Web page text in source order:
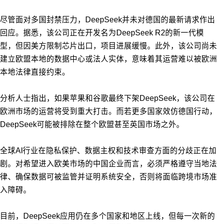
尽管面对多国封禁压力，DeepSeek并未对德国的最新请求作出
回应。据悉，该公司正在开发名为DeepSeek R2的新一代模
型，但因美方限制芯片出口，项目进展缓慢。此外，该公司尚未
建立欧盟本地的数据中心或法人实体，意味着其运营难以被欧洲
本地法律直接约束。
分析人士指出，如果苹果和谷歌最终下架DeepSeek，该公司在
欧洲市场的运营将受到重大打击。而若更多国家效仿德国行动，
DeepSeek可能被排除在整个欧盟甚至英国市场之外。
全球AI行业在隐私保护、数据主权和技术审查方面的分歧正在加
剧。对希望进入欧美市场的中国企业而言，必须严格遵守当地法
律、确保数据可被监管并证明系统安全，否则将面临跨境市场准
入障碍。
目前，DeepSeek应用仍在多个国家和地区上线，但每一次新的